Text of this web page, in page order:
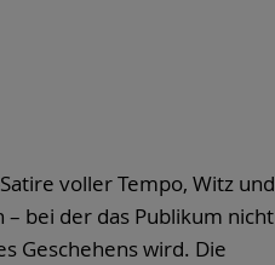
voller Tempo, Witz und
bei der das Publikum nicht
Geschehens wird. Die